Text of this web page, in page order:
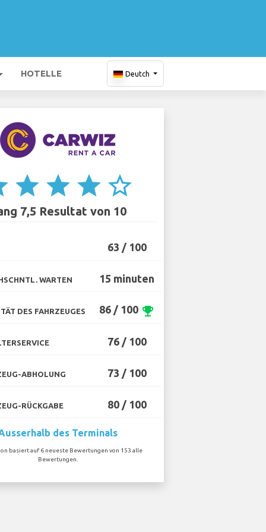
HOTELLE Deutch
star star star star_border
7,5 Resultat von 10
63 / 100
WARTEN 15 minuten
DES FAHRZEUGES 86 / 100 emoji_events
76 / 100
ABHOLUNG 73 / 100
RÜCKGABE 80 / 100
des Terminals
basiert auf 6 neueste Bewertungen von 153 alle
Bewertungen.